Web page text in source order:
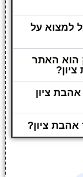
למצוא על
האתר
ציון
ציון?